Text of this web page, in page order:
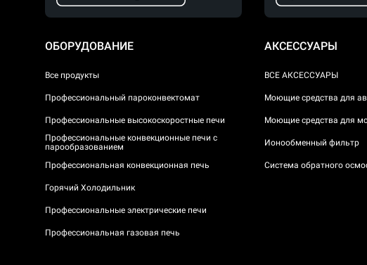
ОБОРУДОВАНИЕ
Все продукты
Профессиональный пароконвектомат
Профессиональные высокоскоростные печи
Профессиональные конвекционные печи с
парообразованием
Профессиональная конвекционная печь
Горячий Холодильник
Профессиональные электрические печи
Профессиональная газовая печь
АКСЕССУАРЫ
ВСЕ АКСЕССУАРЫ
Моющие средства для
Моющие средства для
Ионообменный фильтр
Система обратного